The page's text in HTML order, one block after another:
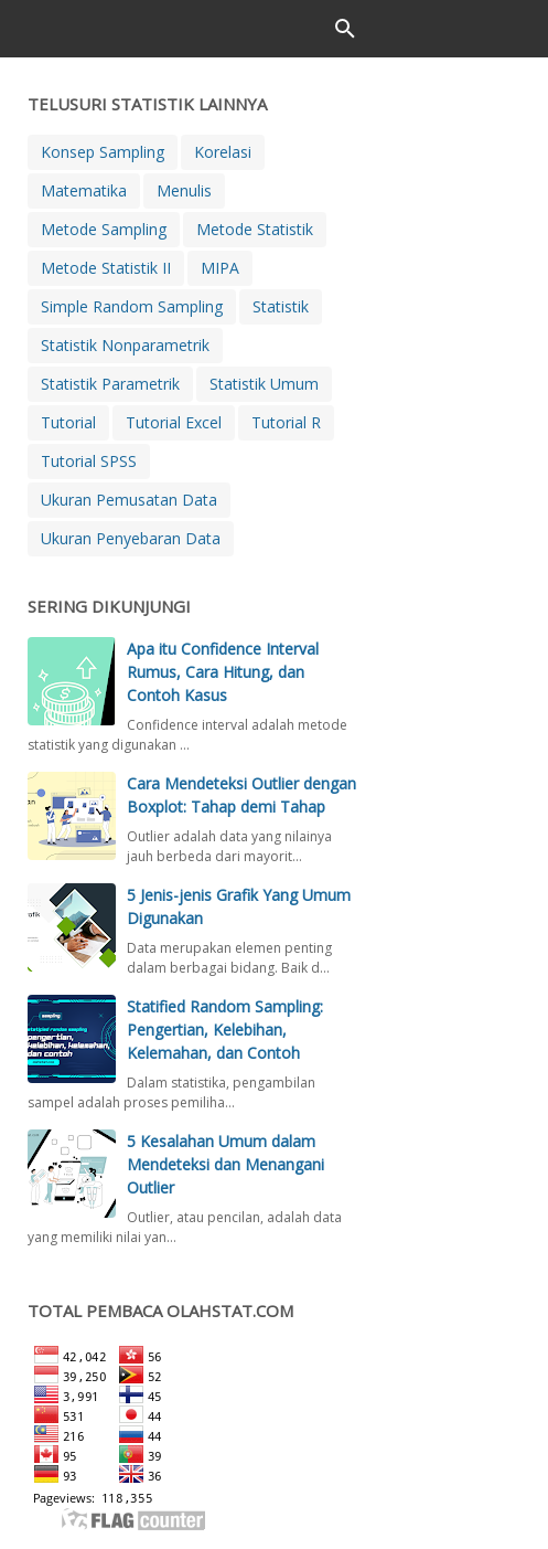
TELUSURI STATISTIK LAINNYA
Konsep Sampling
Korelasi
Matematika
Menulis
Metode Sampling
Metode Statistik
Metode Statistik II
MIPA
Simple Random Sampling
Statistik
Statistik Nonparametrik
Statistik Parametrik
Statistik Umum
Tutorial
Tutorial Excel
Tutorial R
Tutorial SPSS
Ukuran Pemusatan Data
Ukuran Penyebaran Data
SERING DIKUNJUNGI
Apa itu Confidence Interval
Rumus, Cara Hitung, dan
Contoh Kasus
Confidence interval adalah metode
statistik yang digunakan …
Cara Mendeteksi Outlier dengan
Boxplot: Tahap demi Tahap
Outlier adalah data yang nilainya
jauh berbeda dari mayorit…
5 Jenis-jenis Grafik Yang Umum
Digunakan
Data merupakan elemen penting
dalam berbagai bidang. Baik d…
Statified Random Sampling:
Pengertian, Kelebihan,
Kelemahan, dan Contoh
Dalam statistika, pengambilan
sampel adalah proses pemiliha…
5 Kesalahan Umum dalam
Mendeteksi dan Menangani
Outlier
Outlier, atau pencilan, adalah data
yang memiliki nilai yan…
TOTAL PEMBACA OLAHSTAT.COM